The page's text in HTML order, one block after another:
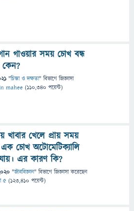
গাওয়ার সময় চোখ বন্ধ
কেন?
"চিন্তা ও দক্ষতা" বিভাগে জিজ্ঞাসা
mahee (110,340 পয়েন্ট)
খাবার খেলে প্রায় সময়
চোখ অটোমেটিক্যালি
এর কারণ কি?
"জীববিজ্ঞান" বিভাগে জিজ্ঞাসাকরেছেন
৫ (123,410 পয়েন্ট)